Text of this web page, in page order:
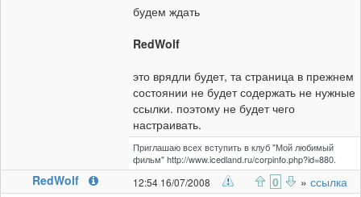
будем ждать
RedWolf
это врядли будет, та страница в прежнем
состоянии не будет содержать не нужные
ссылки. поэтому не будет чего
настраивать.
Приглашаю всех вступить в клуб "Мой любимый
фильм" http://www.icedland.ru/corpinfo.php?id=880.
RedWolf 12:54 16/07/2008 0 » ссылка